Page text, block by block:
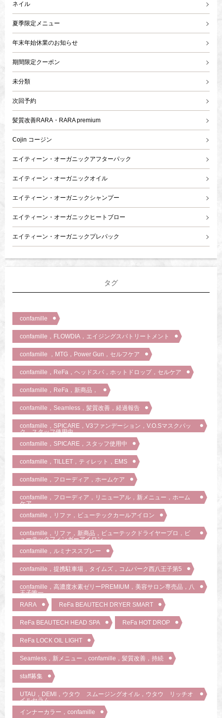
ネイル
夏季限定メニュー
年末年始休業のお知らせ
期間限定クーポン
未分類
次回予約
髪質改善RARA・RARA premium
Cojin コージン
エイティーン・オーガニックアフターパック
エイティーン・オーガニックオイル
エイティーン・オーガニックシャンプー
エイティーン・オーガニックヒートブロー
エイティーン・オーガニックプレパック
タグ
confamille
confamille，FLOWDIA，エイジングスパトリートメント
confamille ，MTG，Power Gun，セルフケア
confamille，ReFa，ヘッドスパ，ホットドロップ，セルケア
confamille，ReFa，新商品，
confamille，Seamless，髪質改善，経過報告
confamille，SPICARE，V3ファンデーション，V.O.Sマスクパッ
ク，スタッフ使用中
confamille，SPICARE，スタッフ使用中
confamille，TILLET，ティレット，EMS
confamille，フローディア，ホームケア
confamille，フローディア，リニューアル，新メニュー，ホーム
ケア
confamille，リファ，ビューテックカールアイロン
confamille，リファ，新商品，ビューテックドライヤープロ，ビ
ューテックフィンガーアイロン
confamille，ルミナススプレー
confamille，提携駐車場，タイムズ，コムパーク西八王子第5
confamille，高濃度水素ゼリーPREMIUM，美容サロン専売品，八
王子唯一
RARA
ReFa BEAUTECH DRYER SMART
ReFa BEAUTECH HEAD SPA ReFa HOT DROP
ReFa LOCK OIL LIGHT
Seamless，新メニュー，confamille，髪質改善，持続
staff募集
UTAU，DEMI，ウタウ スムージングオイル，ウタウ リッチオ
イルセラム
インナーカラー，confamille